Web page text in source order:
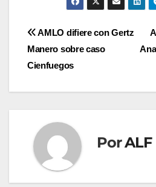
Navegación
de
entradas
AMLO difiere con Gertz
Manero sobre caso
Cienfuegos
PorALF